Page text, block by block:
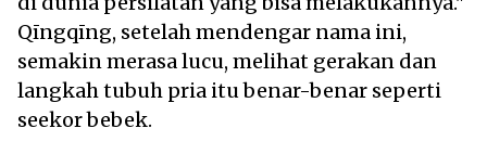
Qīngqīng, setelah mendengar nama ini,
semakin merasa lucu, melihat gerakan dan
langkah tubuh pria itu benar-benar seperti
seekor bebek.